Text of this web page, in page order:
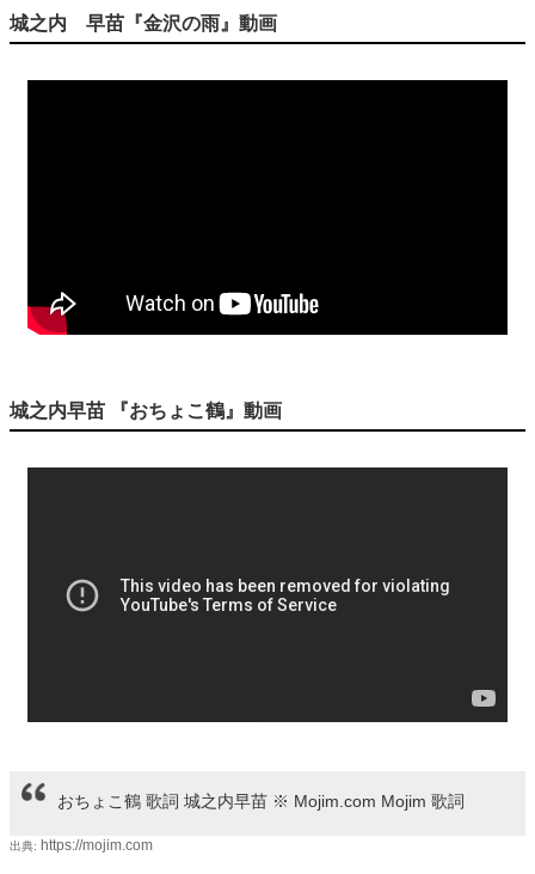
城之内 早苗『金沢の雨』動画
城之内早苗 『おちょこ鶴』動画
おちょこ鶴 歌詞 城之内早苗 ※ Mojim.com Mojim 歌詞
出典: https://mojim.com